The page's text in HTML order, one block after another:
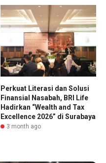
Perkuat Literasi dan Solusi
Finansial Nasabah, BRI Life
Hadirkan “Wealth and Tax
Excellence 2026” di Surabaya
3 month ago